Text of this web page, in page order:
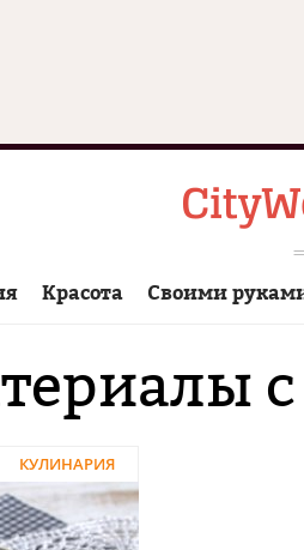
Красота Своими
КУЛИНАРИЯ